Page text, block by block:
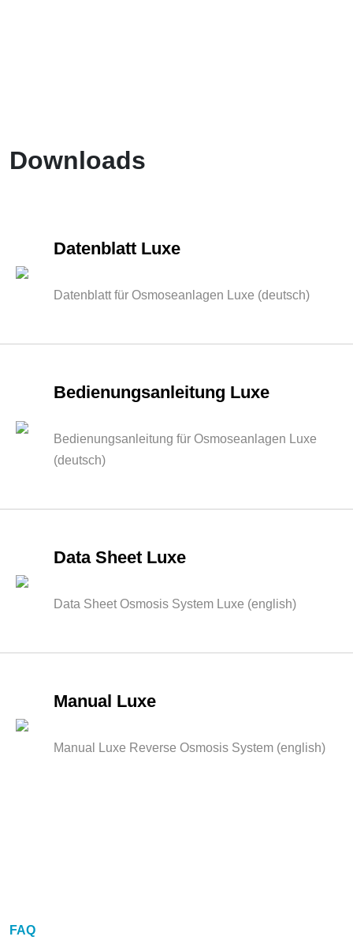
Downloads
Datenblatt Luxe
Datenblatt für Osmoseanlagen Luxe (deutsch)
Bedienungsanleitung Luxe
Bedienungsanleitung für Osmoseanlagen Luxe
(deutsch)
Data Sheet Luxe
Data Sheet Osmosis System Luxe (english)
Manual Luxe
Manual Luxe Reverse Osmosis System (english)
FAQ